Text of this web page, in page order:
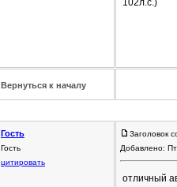
102л.с.)
Вернуться к началу
Гость
Гость
цитировать
Заголовок
Добавлено:
отличный